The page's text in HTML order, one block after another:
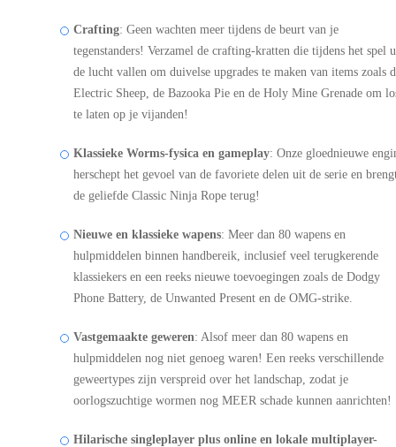
Crafting: Geen wachten meer tijdens de beurt van je
tegenstanders! Verzamel de crafting-kratten die tijdens het spel
de lucht vallen om duivelse upgrades te maken van items zoals
Electric Sheep, de Bazooka Pie en de Holy Mine Grenade om
te laten op je vijanden!
Klassieke Worms-fysica en gameplay: Onze gloednieuwe
herschept het gevoel van de favoriete delen uit de serie en
de geliefde Classic Ninja Rope terug!
Nieuwe en klassieke wapens: Meer dan 80 wapens en
hulpmiddelen binnen handbereik, inclusief veel terugkerende
klassiekers en een reeks nieuwe toevoegingen zoals de Dodgy
Phone Battery, de Unwanted Present en de OMG-strike.
Vastgemaakte geweren: Alsof meer dan 80 wapens en
hulpmiddelen nog niet genoeg waren! Een reeks verschillende
geweertypes zijn verspreid over het landschap, zodat je
oorlogszuchtige wormen nog MEER schade kunnen aanrichten!
Hilarische singleplayer plus online en lokale multiplayer-